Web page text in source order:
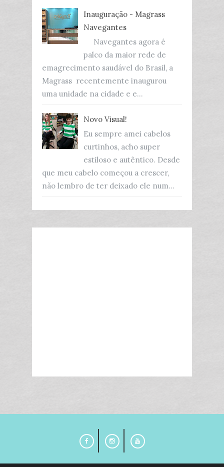
Inauguração - Magrass
Navegantes
Navegantes agora é
palco da maior rede de
emagrecimento saudável do Brasil, a
Magrass recentemente inaugurou
uma unidade na cidade e e...
Novo Visual!
Eu sempre amei cabelos
curtinhos, acho super
estiloso e autêntico. Desde
que meu cabelo começou a crescer,
não lembro de ter deixado ele num...